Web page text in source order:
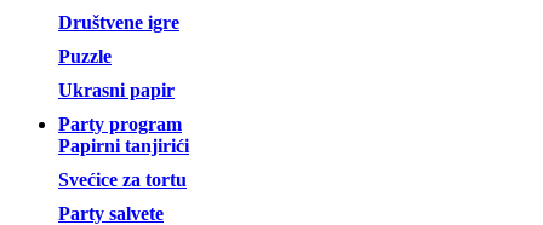
Društvene igre
Puzzle
Ukrasni papir
Party program
Papirni tanjirići
Svećice za tortu
Party salvete